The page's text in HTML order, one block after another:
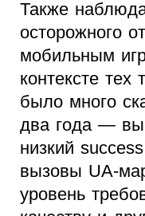
Также
осторожного
мобильным
контексте тех
было много
два года —
низкий
вызовы UA-
уровень